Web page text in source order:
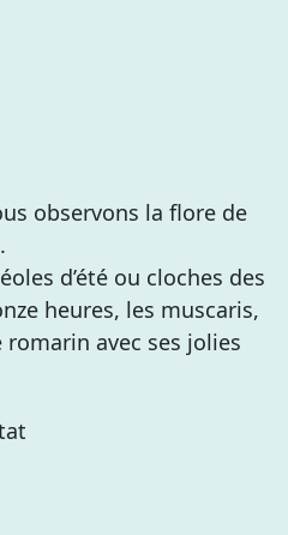
observons la flore de
d’été ou cloches des
heures, les muscaris,
avec ses jolies